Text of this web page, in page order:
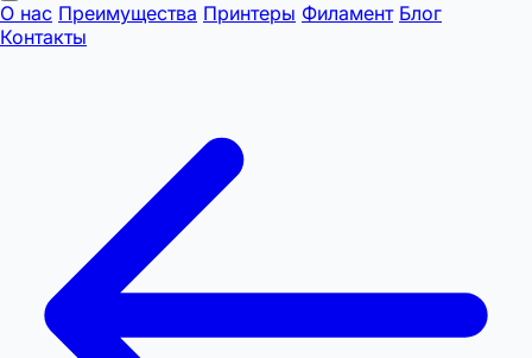
О нас Преимущества Принтеры Филамент Блог
Контакты